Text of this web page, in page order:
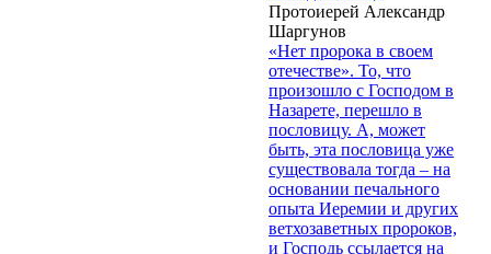
Протоиерей Александр
Шаргунов
«Нет пророка в своем
отечестве». То, что
произошло с Господом в
Назарете, перешло в
пословицу. А, может
быть, эта пословица уже
существовала тогда – на
основании печального
опыта Иеремии и других
ветхозаветных пророков,
и Господь ссылается на